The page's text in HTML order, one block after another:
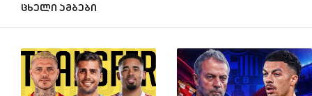
ცხელი ამბები